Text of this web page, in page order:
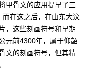
甲骨文的应用提早了三
在这之后，在山东大汶
，这些刻画符号和早期
元前4300年，属于仰韶
文的刻画符号，但其精